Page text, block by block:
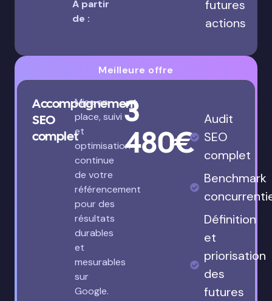
À partir
de :
futures
actions
Meilleure offre
Accompagnement
SEO
complet
Mise en
place, suivi
et
optimisation
continue
de votre
référencement
pour des
résultats
durables
et
mesurables
sur
Google.
3
480€
Audit
SEO
complet
Benchmark
Définition
et
priorisation
des
futures